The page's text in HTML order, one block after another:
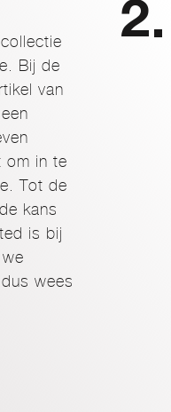
Bij de
van
om in te
Tot de
kans
is bij
wees